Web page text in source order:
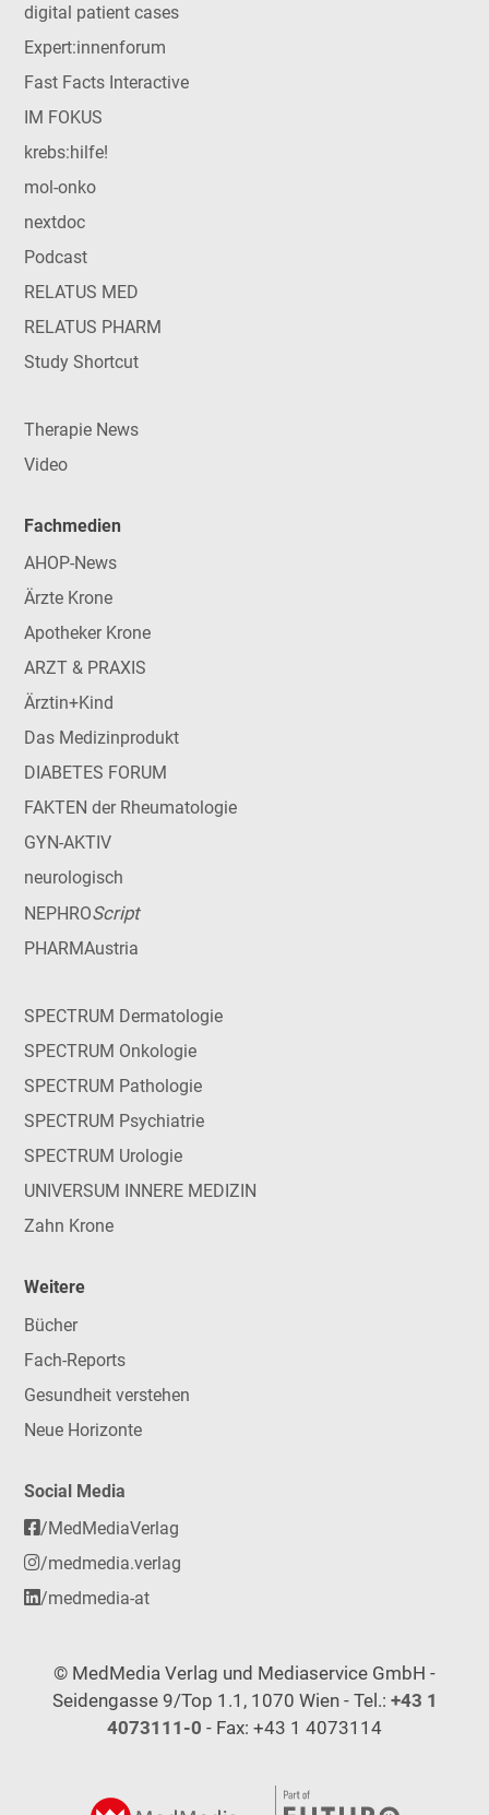
digital patient cases
Expert:innenforum
Fast Facts Interactive
IM FOKUS
krebs:hilfe!
mol-onko
nextdoc
Podcast
RELATUS MED
RELATUS PHARM
Study Shortcut
Therapie News
Video
Fachmedien
AHOP-News
Ärzte Krone
Apotheker Krone
ARZT & PRAXIS
Ärztin+Kind
Das Medizinprodukt
DIABETES FORUM
FAKTEN der Rheumatologie
GYN-AKTIV
neurologisch
NEPHROScript
PHARMAustria
SPECTRUM Dermatologie
SPECTRUM Onkologie
SPECTRUM Pathologie
SPECTRUM Psychiatrie
SPECTRUM Urologie
UNIVERSUM INNERE MEDIZIN
Zahn Krone
Weitere
Bücher
Fach-Reports
Gesundheit verstehen
Neue Horizonte
Social Media
/MedMediaVerlag
/medmedia.verlag
/medmedia-at
© MedMedia Verlag und Mediaservice GmbH -
Seidengasse 9/Top 1.1, 1070 Wien - Tel.: +43 1
4073111-0 - Fax: +43 1 4073114